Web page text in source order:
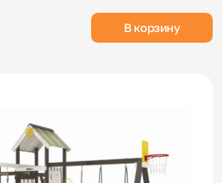
В корзину